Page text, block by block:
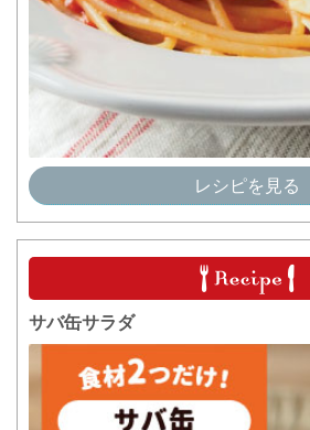
レシピを見る
サバ缶サラダ